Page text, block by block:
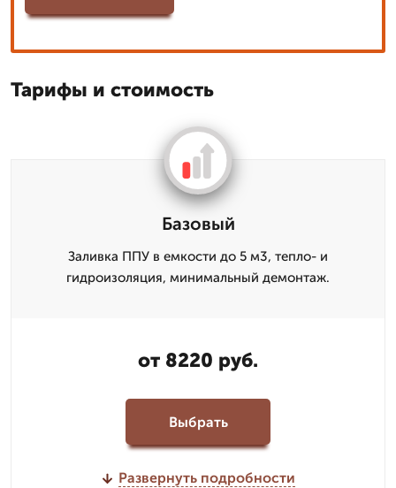
Тарифы и стоимость
Базовый
Заливка ППУ в емкости до 5 м3, тепло- и
гидроизоляция, минимальный демонтаж.
от 8220 руб.
Выбрать
Развернуть подробности